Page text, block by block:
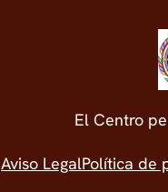
El Centro
Aviso LegalPolítica de